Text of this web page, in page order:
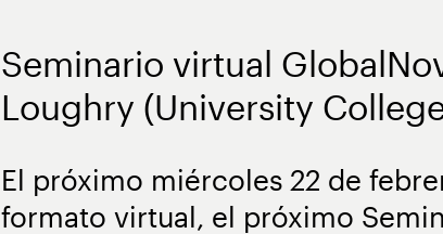
Seminario virtual
Loughry (University
El próximo miércoles 22 de
formato virtual, el próximo